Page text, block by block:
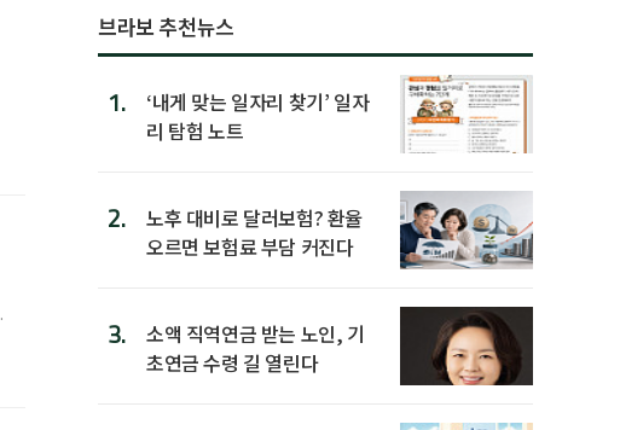
브라보 추천뉴스
1.
‘내게 맞는 일자리 찾기’ 일자
리 탐험 노트
2.
노후 대비로 달러보험? 환율
오르면 보험료 부담 커진다
3.
소액 직역연금 받는 노인, 기
초연금 수령 길 열린다